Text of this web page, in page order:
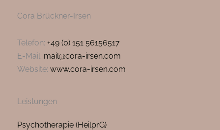
Cora Brückner-Irsen
Telefon: +49 (0) 151 56156517
E-Mail: mail@cora-irsen.com
Website: www.cora-irsen.com
Leistungen
Psychotherapie (HeilprG)